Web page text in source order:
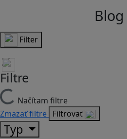
Blog
Filter
Filtre
Načítam filtre
Zmazať filtre Filtrovať
Typ